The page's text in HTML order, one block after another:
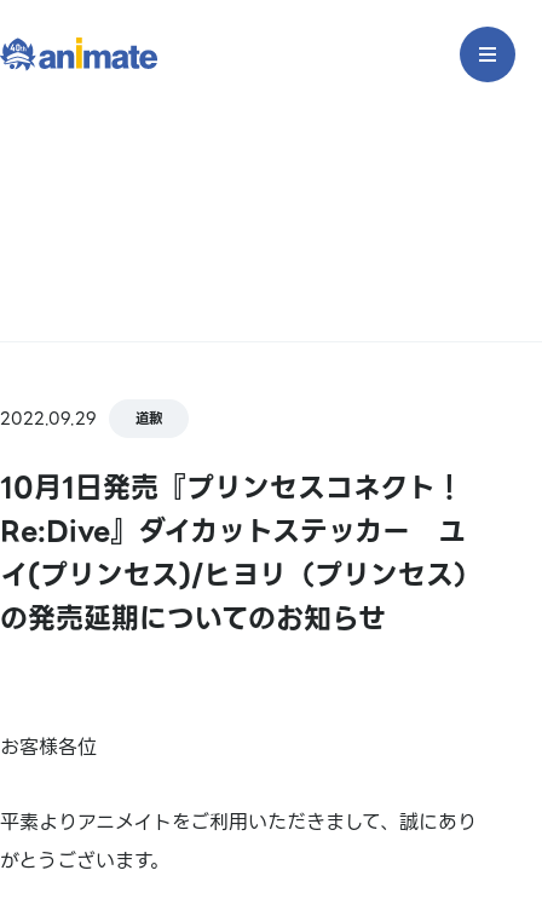
2022.09.29 道歉
10月1日発売『プリンセスコネクト！
Re:Dive』ダイカットステッカー ユ
イ(プリンセス)/ヒヨリ（プリンセス）
の発売延期についてのお知らせ
お客様各位
平素よりアニメイトをご利用いただきまして、誠にあり
がとうございます。